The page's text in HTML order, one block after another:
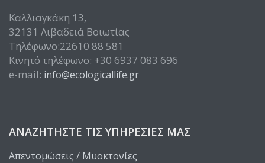
Καλλιαγκάκη 13,
32131 Λιβαδειά Βοιωτίας
Τηλέφωνο:22610 88 581
Κινητό τηλέφωνο: +30 6937 083 696
e-mail: info@ecologicallife.gr
ΑΝΑΖΗΤΉΣΤΕ ΤΙΣ ΥΠΗΡΕΣΊΕΣ ΜΑΣ
Απεντομώσεις / Μυοκτονίες